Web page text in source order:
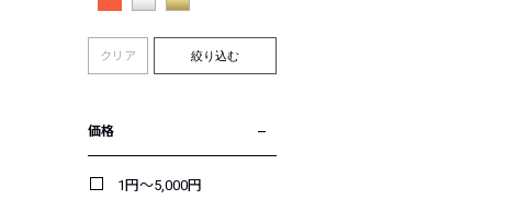
クリア 絞り込む
価格
1円～5,000円